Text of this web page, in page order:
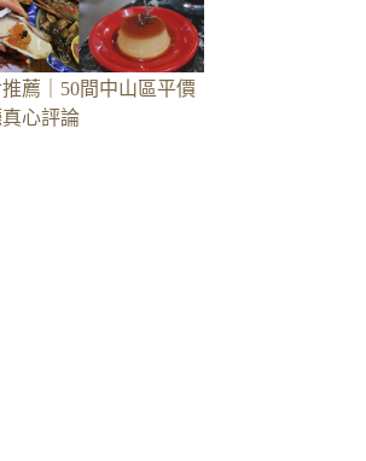
薦｜50間中山區平價
心評論